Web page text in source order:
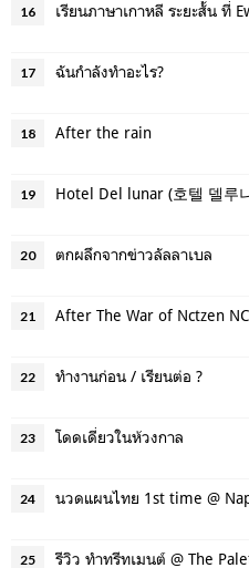
16 เรียนภาษาเกาหลี ระยะสั้น ที่
17 ฉันกำลังทำอะไร?
18 After the rain
19 Hotel Del lunar (호텔 델루
20 ตกผลึกจากข่าวลัลลาเบล
21
22 ทำงานก่อน / เรียนต่อ ?
23 โดดเดี่ยวในห้วงกาล
24
25 รีวิว ทำทรีทเมนต์ @ The